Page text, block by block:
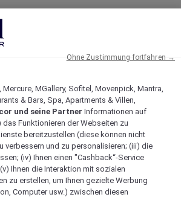
MGallery, Sofitel, Movenpick, Mantra,
& Bars, Spa, Apartments & Villen,
und seine Partner Informationen auf
Funktionieren der Webseiten zu
bereitzustellen (diese können nicht
verbessern und zu personalisieren; (iii) die
(iv) Ihnen einen "Cashback“-Service
Ihnen die Interaktion mit sozialen
zu erstellen, um Ihnen gezielte Werbung
Computer usw.) zwischen diesen
Ohne Zustimmung fortfahren →